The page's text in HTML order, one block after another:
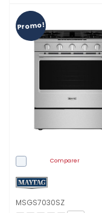
Promo!
Comparer
MSGS7030SZ